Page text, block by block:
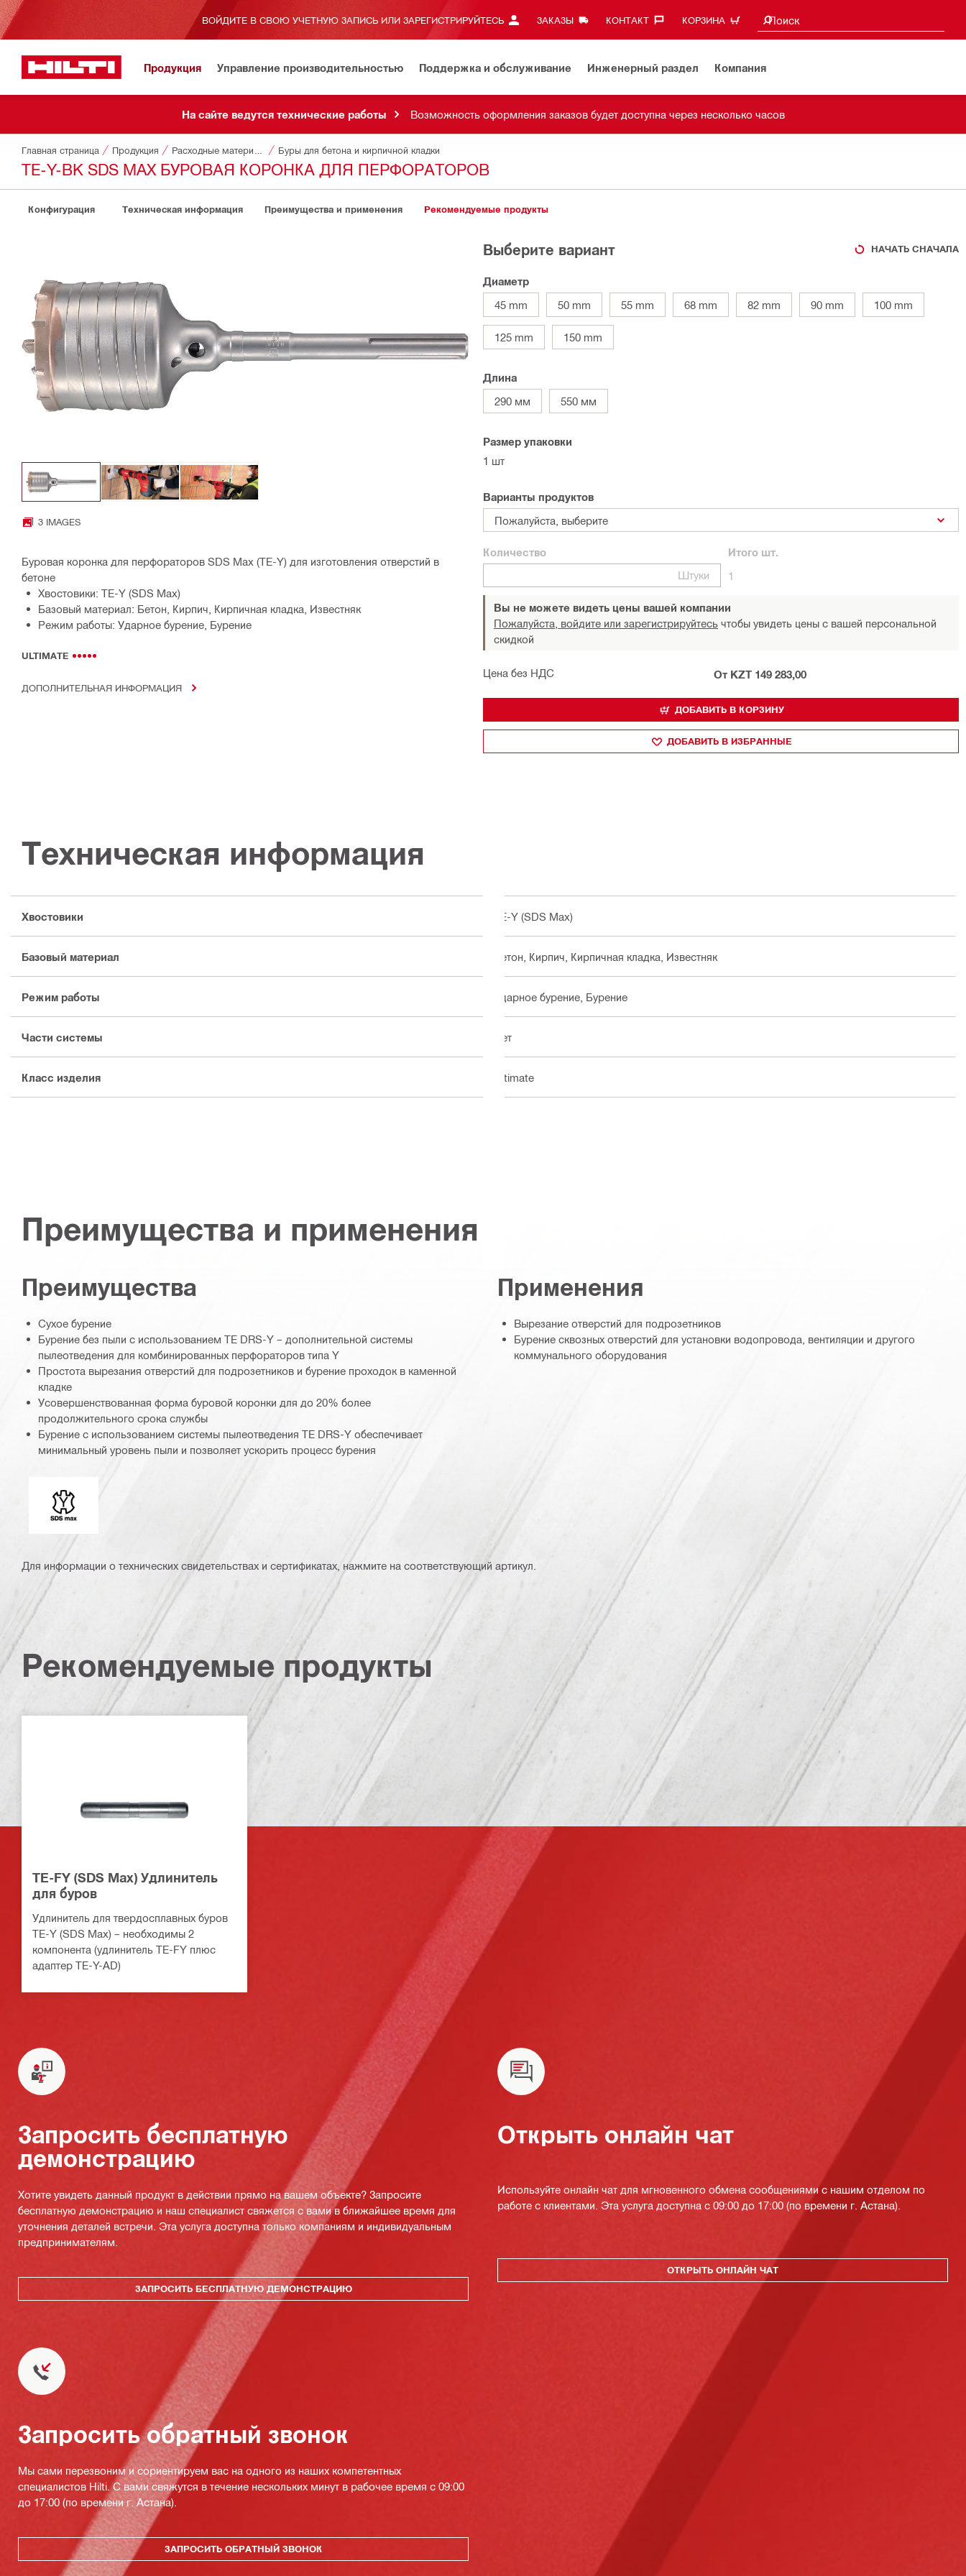
ВОЙДИТЕ В СВОЮ УЧЕТНУЮ ЗАПИСЬ ИЛИ ЗАРЕГИСТРИРУЙТЕСЬ ЗАКАЗЫ КОНТАКТ‎ КОРЗИНА Поиск
Поиск предложений
Продукция Управление производительностью Поддержка и обслуживание Инженерный раздел Компания
На сайте ведутся технические работы Возможность оформления заказов будет доступна через несколько часов
Главная страница Продукция Буры для бетона и кирпичной кладки
TE-Y-BK SDS MAX БУРОВАЯ КОРОНКА ДЛЯ ПЕРФОРАТОРОВ
Конфигурация Техническая информация Преимущества и применения Рекомендуемые продукты
3 IMAGES
Буровая коронка для перфораторов SDS Max (TE-Y) для изготовления отверстий в
бетоне
Хвостовики: TE-Y (SDS Max)
Базовый материал: Бетон, Кирпич, Кирпичная кладка, Известняк
Режим работы: Ударное бурение, Бурение
ULTIMATE
ДОПОЛНИТЕЛЬНАЯ ИНФОРМАЦИЯ
Выберите вариант НАЧАТЬ СНАЧАЛА
Диаметр
45 mm
50 mm 55 mm 68 mm 82 mm 90 mm 100 mm
125 mm 150 mm
Длина
290 мм
550 мм
Размер упаковки
1 шт
Варианты продуктов
Пожалуйста, выберите
Количество
Штуки
Итого шт.
1
Вы не можете видеть цены вашей компании
Пожалуйста, войдите или зарегистрируйтесь чтобы увидеть цены с вашей персональной
скидкой
Цена без НДС От KZT 149 283,00
ДОБАВИТЬ В КОРЗИНУ
ДОБАВИТЬ В ИЗБРАННЫЕ
Техническая информация
Хвостовики TE-Y (SDS Max)
Базовый материал Бетон, Кирпич, Кирпичная кладка, Известняк
Режим работы Ударное бурение, Бурение
Части системы Нет
Класс изделия Ultimate
Преимущества и применения
Преимущества
Сухое бурение
Бурение без пыли с использованием TE DRS-Y – дополнительной системы
пылеотведения для комбинированных перфораторов типа Y
Простота вырезания отверстий для подрозетников и бурение проходок в каменной
кладке
Усовершенствованная форма буровой коронки для до 20% более
продолжительного срока службы
Бурение с использованием системы пылеотведения TE DRS-Y обеспечивает
минимальный уровень пыли и позволяет ускорить процесс бурения
Хвостовики
Применения
Вырезание отверстий для подрозетников
Бурение сквозных отверстий для установки водопровода, вентиляции и другого
коммунального оборудования
Для информации о технических свидетельствах и сертификатах, нажмите на соответствующий артикул.
Рекомендуемые продукты
TE-FY (SDS Max) Удлинитель
для буров
Удлинитель для твердосплавных буров
TE-Y (SDS Max) – необходимы 2
компонента (удлинитель TE-FY плюс
адаптер TE-Y-AD)
Запросить бесплатную
демонстрацию
Хотите увидеть данный продукт в действии прямо на вашем объекте? Запросите
бесплатную демонстрацию и наш специалист свяжется с вами в ближайшее время для
уточнения деталей встречи. Эта услуга доступна только компаниям и индивидуальным
предпринимателям.
ЗАПРОСИТЬ БЕСПЛАТНУЮ ДЕМОНСТРАЦИЮ
Открыть онлайн чат
Используйте онлайн чат для мгновенного обмена сообщениями с нашим отделом по
работе с клиентами. Эта услуга доступна с 09:00 до 17:00 (по времени г. Астана).
ОТКРЫТЬ ОНЛАЙН ЧАТ
Запросить обратный звонок
Мы сами перезвоним и сориентируем вас на одного из наших компетентных
специалистов Hilti. С вами свяжутся в течение нескольких минут в рабочее время с 09:00
до 17:00 (по времени г. Астана).
ЗАПРОСИТЬ ОБРАТНЫЙ ЗВОНОК